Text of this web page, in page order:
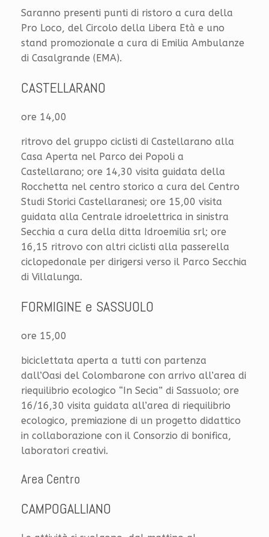
Saranno presenti punti di ristoro a cura della
Pro Loco, del Circolo della Libera Età e uno
stand promozionale a cura di Emilia Ambulanze
di Casalgrande (EMA).
CASTELLARANO
ore 14,00
ritrovo del gruppo ciclisti di Castellarano alla
Casa Aperta nel Parco dei Popoli a
Castellarano; ore 14,30 visita guidata della
Rocchetta nel centro storico a cura del Centro
Studi Storici Castellaranesi; ore 15,00 visita
guidata alla Centrale idroelettrica in sinistra
Secchia a cura della ditta Idroemilia srl; ore
16,15 ritrovo con altri ciclisti alla passerella
ciclopedonale per dirigersi verso il Parco Secchia
di Villalunga.
FORMIGINE e SASSUOLO
ore 15,00
biciclettata aperta a tutti con partenza
dall’Oasi del Colombarone con arrivo all’area di
riequilibrio ecologico “In Secia” di Sassuolo; ore
16/16,30 visita guidata all’area di riequilibrio
ecologico, premiazione di un progetto didattico
in collaborazione con il Consorzio di bonifica,
laboratori creativi.
Area Centro
CAMPOGALLIANO